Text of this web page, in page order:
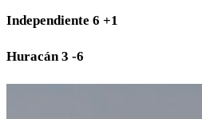
Independiente 6 +1
Huracán 3 -6